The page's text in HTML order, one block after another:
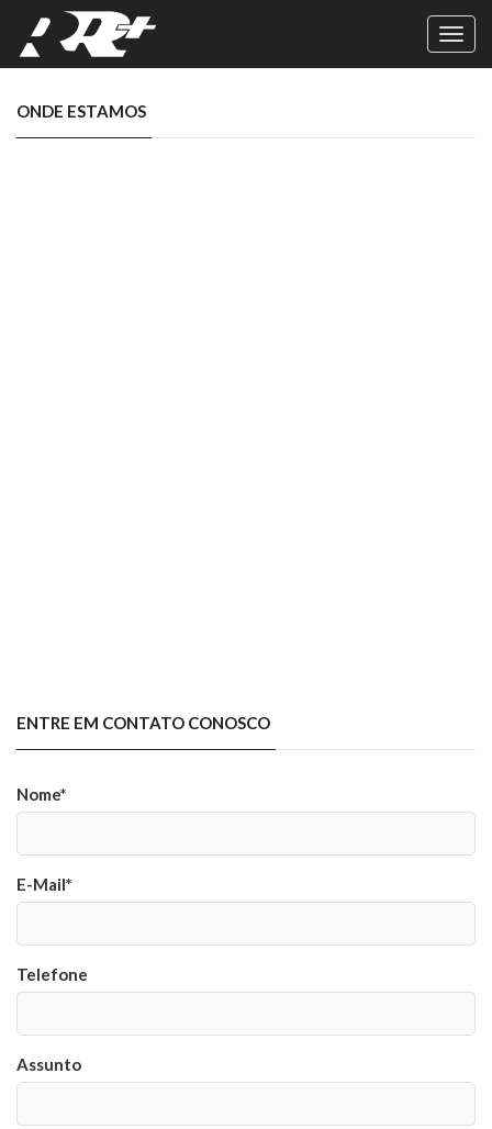
ONDE ESTAMOS
ENTRE EM CONTATO CONOSCO
Nome*
E-Mail*
Telefone
Assunto